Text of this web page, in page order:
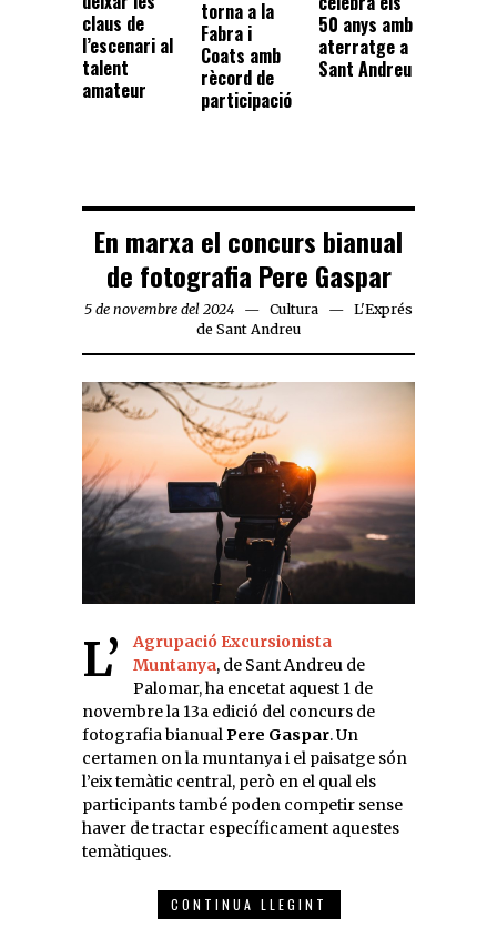
claus de
l’escenari al
talent
amateur
torna a la
Fabra i
Coats amb
rècord de
participació
50 anys amb
aterratge a
Sant Andreu
En marxa el concurs bianual
de fotografia Pere Gaspar
5 de novembre del 2024 Cultura
L'Exprés
de Sant Andreu
L’
Agrupació Excursionista
Muntanya, de Sant Andreu de
Palomar, ha encetat aquest 1 de
novembre la 13a edició del concurs de
fotografia bianual Pere Gaspar. Un
certamen on la muntanya i el paisatge són
l’eix temàtic central, però en el qual els
participants també poden competir sense
haver de tractar específicament aquestes
temàtiques.
CONTINUA LLEGINT